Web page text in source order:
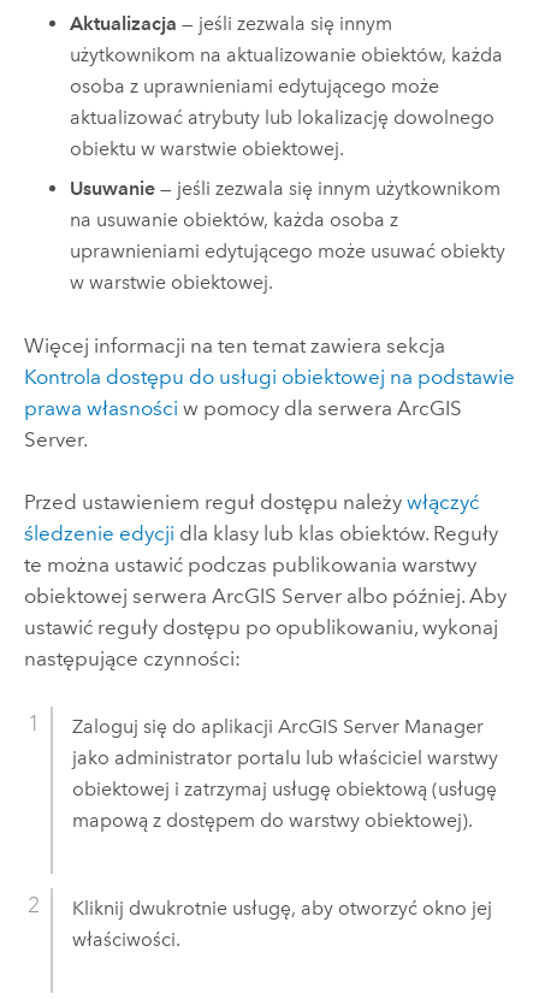
Aktualizacja — jeśli zezwala się innym
użytkownikom na aktualizowanie obiektów, każda
osoba z uprawnieniami edytującego może
aktualizować atrybuty lub lokalizację dowolnego
obiektu w warstwie obiektowej.
Usuwanie — jeśli zezwala się innym użytkownikom
na usuwanie obiektów, każda osoba z
uprawnieniami edytującego może usuwać obiekty
w warstwie obiektowej.
Więcej informacji na ten temat zawiera sekcja
Kontrola dostępu do usługi obiektowej na podstawie
prawa własności w pomocy dla serwera ArcGIS
Server.
Przed ustawieniem reguł dostępu należy włączyć
śledzenie edycji dla klasy lub klas obiektów. Reguły
te można ustawić podczas publikowania warstwy
obiektowej serwera ArcGIS Serveralbo później. Aby
ustawić reguły dostępu po opublikowaniu, wykonaj
następujące czynności:
Zaloguj się do aplikacji ArcGIS Server Manager
jako administrator portalu lub właściciel warstwy
obiektowej i zatrzymaj usługę obiektową (usługę
mapową z dostępem do warstwy obiektowej).
Kliknij dwukrotnie usługę, aby otworzyć okno jej
właściwości.